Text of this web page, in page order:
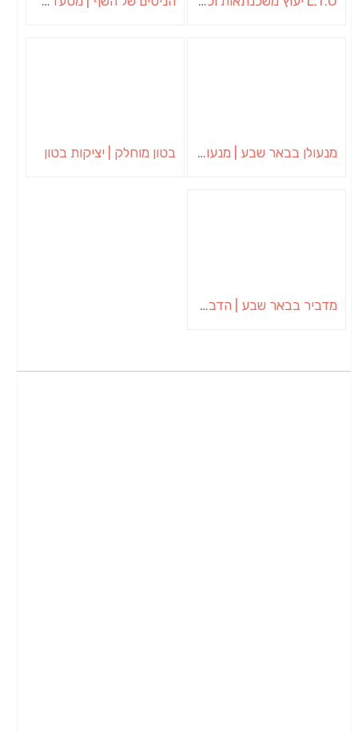
מנעולן בבאר שבע | מנעולן באופקים | ויטלי המנעולן בטון מוחלק | יציקות בטון
מדביר בבאר שבע | הדברה בבאר שבע | יוגב הדברות